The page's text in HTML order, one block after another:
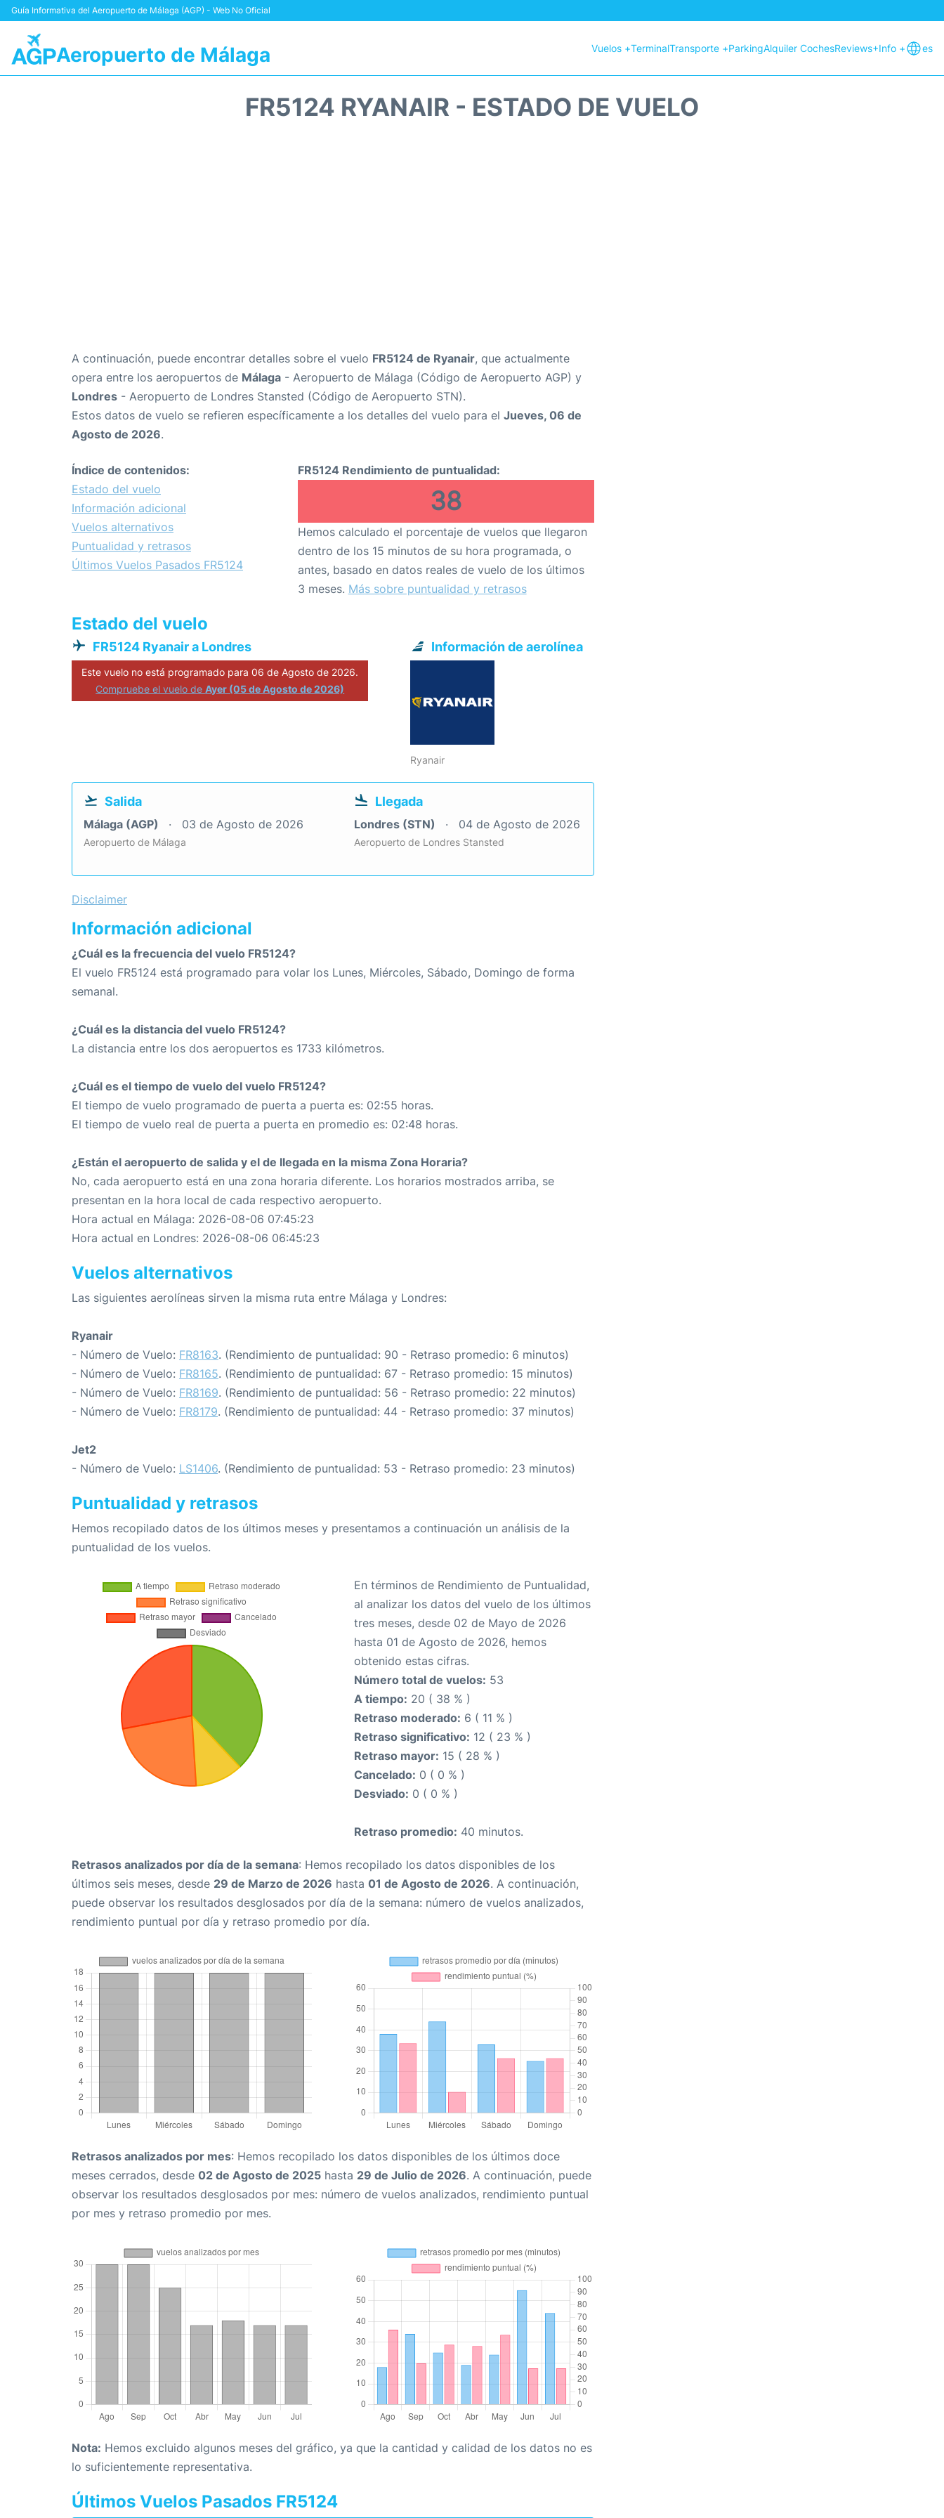
Guía Informativa del Aeropuerto de Málaga (AGP) - Web No Oficial
Aeropuerto de Málaga Vuelos +TerminalTransporte +ParkingAlquiler CochesReviews+Info + es
FR5124 RYANAIR - ESTADO DE VUELO
A continuación, puede encontrar detalles sobre el vuelo FR5124 de Ryanair, que actualmente
opera entre los aeropuertos de Málaga - Aeropuerto de Málaga (Código de Aeropuerto AGP) y
Londres - Aeropuerto de Londres Stansted (Código de Aeropuerto STN).
Estos datos de vuelo se refieren específicamente a los detalles del vuelo para el Jueves, 06 de
Agosto de 2026.
Índice de contenidos:
Estado del vuelo
Información adicional
Vuelos alternativos
Puntualidad y retrasos
Últimos Vuelos Pasados FR5124
FR5124 Rendimiento de puntualidad:
38
Hemos calculado el porcentaje de vuelos que llegaron
dentro de los 15 minutos de su hora programada, o
antes, basado en datos reales de vuelo de los últimos
3 meses. Más sobre puntualidad y retrasos
Estado del vuelo
FR5124 Ryanair a Londres
Este vuelo no está programado para 06 de Agosto de 2026.
Compruebe el vuelo deAyer (05 de Agosto de 2026)
Información de aerolínea
Ryanair
Salida
Málaga (AGP) 03 de Agosto de 2026
Aeropuerto de Málaga
Llegada
Londres (STN) 04 de Agosto de 2026
Aeropuerto de Londres Stansted
Disclaimer
Información adicional
¿Cuál es la frecuencia del vuelo FR5124?
El vuelo FR5124 está programado para volar los Lunes, Miércoles, Sábado, Domingo de forma
semanal.
¿Cuál es la distancia del vuelo FR5124?
La distancia entre los dos aeropuertos es 1733 kilómetros.
¿Cuál es el tiempo de vuelo del vuelo FR5124?
El tiempo de vuelo programado de puerta a puerta es: 02:55 horas.
El tiempo de vuelo real de puerta a puerta en promedio es: 02:48 horas.
¿Están el aeropuerto de salida y el de llegada en la misma Zona Horaria?
No, cada aeropuerto está en una zona horaria diferente. Los horarios mostrados arriba, se
presentan en la hora local de cada respectivo aeropuerto.
Hora actual en Málaga: 2026-08-06 07:45:23
Hora actual en Londres: 2026-08-06 06:45:23
Vuelos alternativos
Las siguientes aerolíneas sirven la misma ruta entre Málaga y Londres:
Ryanair
- Número de Vuelo: FR8163. (Rendimiento de puntualidad: 90 - Retraso promedio: 6 minutos)
- Número de Vuelo: FR8165. (Rendimiento de puntualidad: 67 - Retraso promedio: 15 minutos)
- Número de Vuelo: FR8169. (Rendimiento de puntualidad: 56 - Retraso promedio: 22 minutos)
- Número de Vuelo: FR8179. (Rendimiento de puntualidad: 44 - Retraso promedio: 37 minutos)
Jet2
- Número de Vuelo: LS1406. (Rendimiento de puntualidad: 53 - Retraso promedio: 23 minutos)
Puntualidad y retrasos
Hemos recopilado datos de los últimos meses y presentamos a continuación un análisis de la
puntualidad de los vuelos.
En términos de Rendimiento de Puntualidad,
al analizar los datos del vuelo de los últimos
tres meses, desde 02 de Mayo de 2026
hasta 01 de Agosto de 2026, hemos
obtenido estas cifras.
Número total de vuelos: 53
A tiempo: 20 ( 38 % )
Retraso moderado: 6 ( 11 % )
Retraso significativo: 12 ( 23 % )
Retraso mayor: 15 ( 28 % )
Cancelado: 0 ( 0 % )
Desviado: 0 ( 0 % )
Retraso promedio: 40 minutos.
Retrasos analizados por día de la semana: Hemos recopilado los datos disponibles de los
últimos seis meses, desde 29 de Marzo de 2026 hasta 01 de Agosto de 2026. A continuación,
puede observar los resultados desglosados por día de la semana: número de vuelos analizados,
rendimiento puntual por día y retraso promedio por día.
Retrasos analizados por mes: Hemos recopilado los datos disponibles de los últimos doce
meses cerrados, desde 02 de Agosto de 2025 hasta 29 de Julio de 2026. A continuación, puede
observar los resultados desglosados por mes: número de vuelos analizados, rendimiento puntual
por mes y retraso promedio por mes.
Nota: Hemos excluido algunos meses del gráfico, ya que la cantidad y calidad de los datos no es
lo suficientemente representativa.
Últimos Vuelos Pasados FR5124